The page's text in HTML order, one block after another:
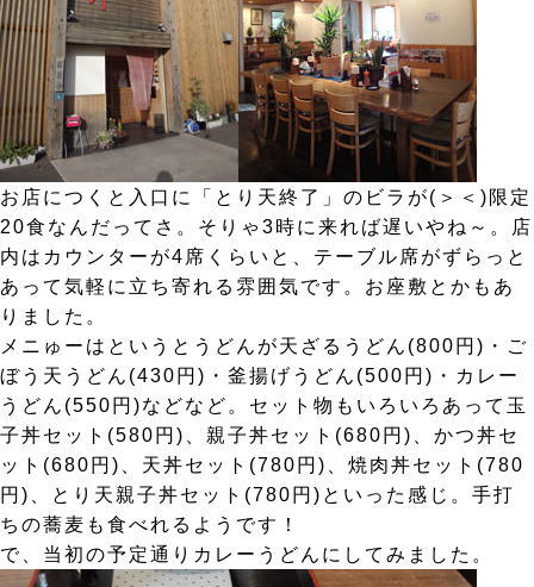
お店につくと入口に「とり天終了」のビラが(＞＜)限定
20食なんだってさ。そりゃ3時に来れば遅いやね～。店
内はカウンターが4席くらいと、テーブル席がずらっと
あって気軽に立ち寄れる雰囲気です。お座敷とかもあ
りました。
メニゅーはというとうどんが天ざるうどん(800円)・ご
ぼう天うどん(430円)・釜揚げうどん(500円)・カレー
うどん(550円)などなど。セット物もいろいろあって玉
子丼セット(580円)、親子丼セット(680円)、かつ丼セ
ット(680円)、天丼セット(780円)、焼肉丼セット(780
円)、とり天親子丼セット(780円)といった感じ。手打
ちの蕎麦も食べれるようです！
で、当初の予定通りカレーうどんにしてみました。